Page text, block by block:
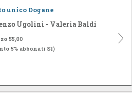
unico Dogane
Ugolini - Valeria Baldi
55,00
5% abbonati SI)